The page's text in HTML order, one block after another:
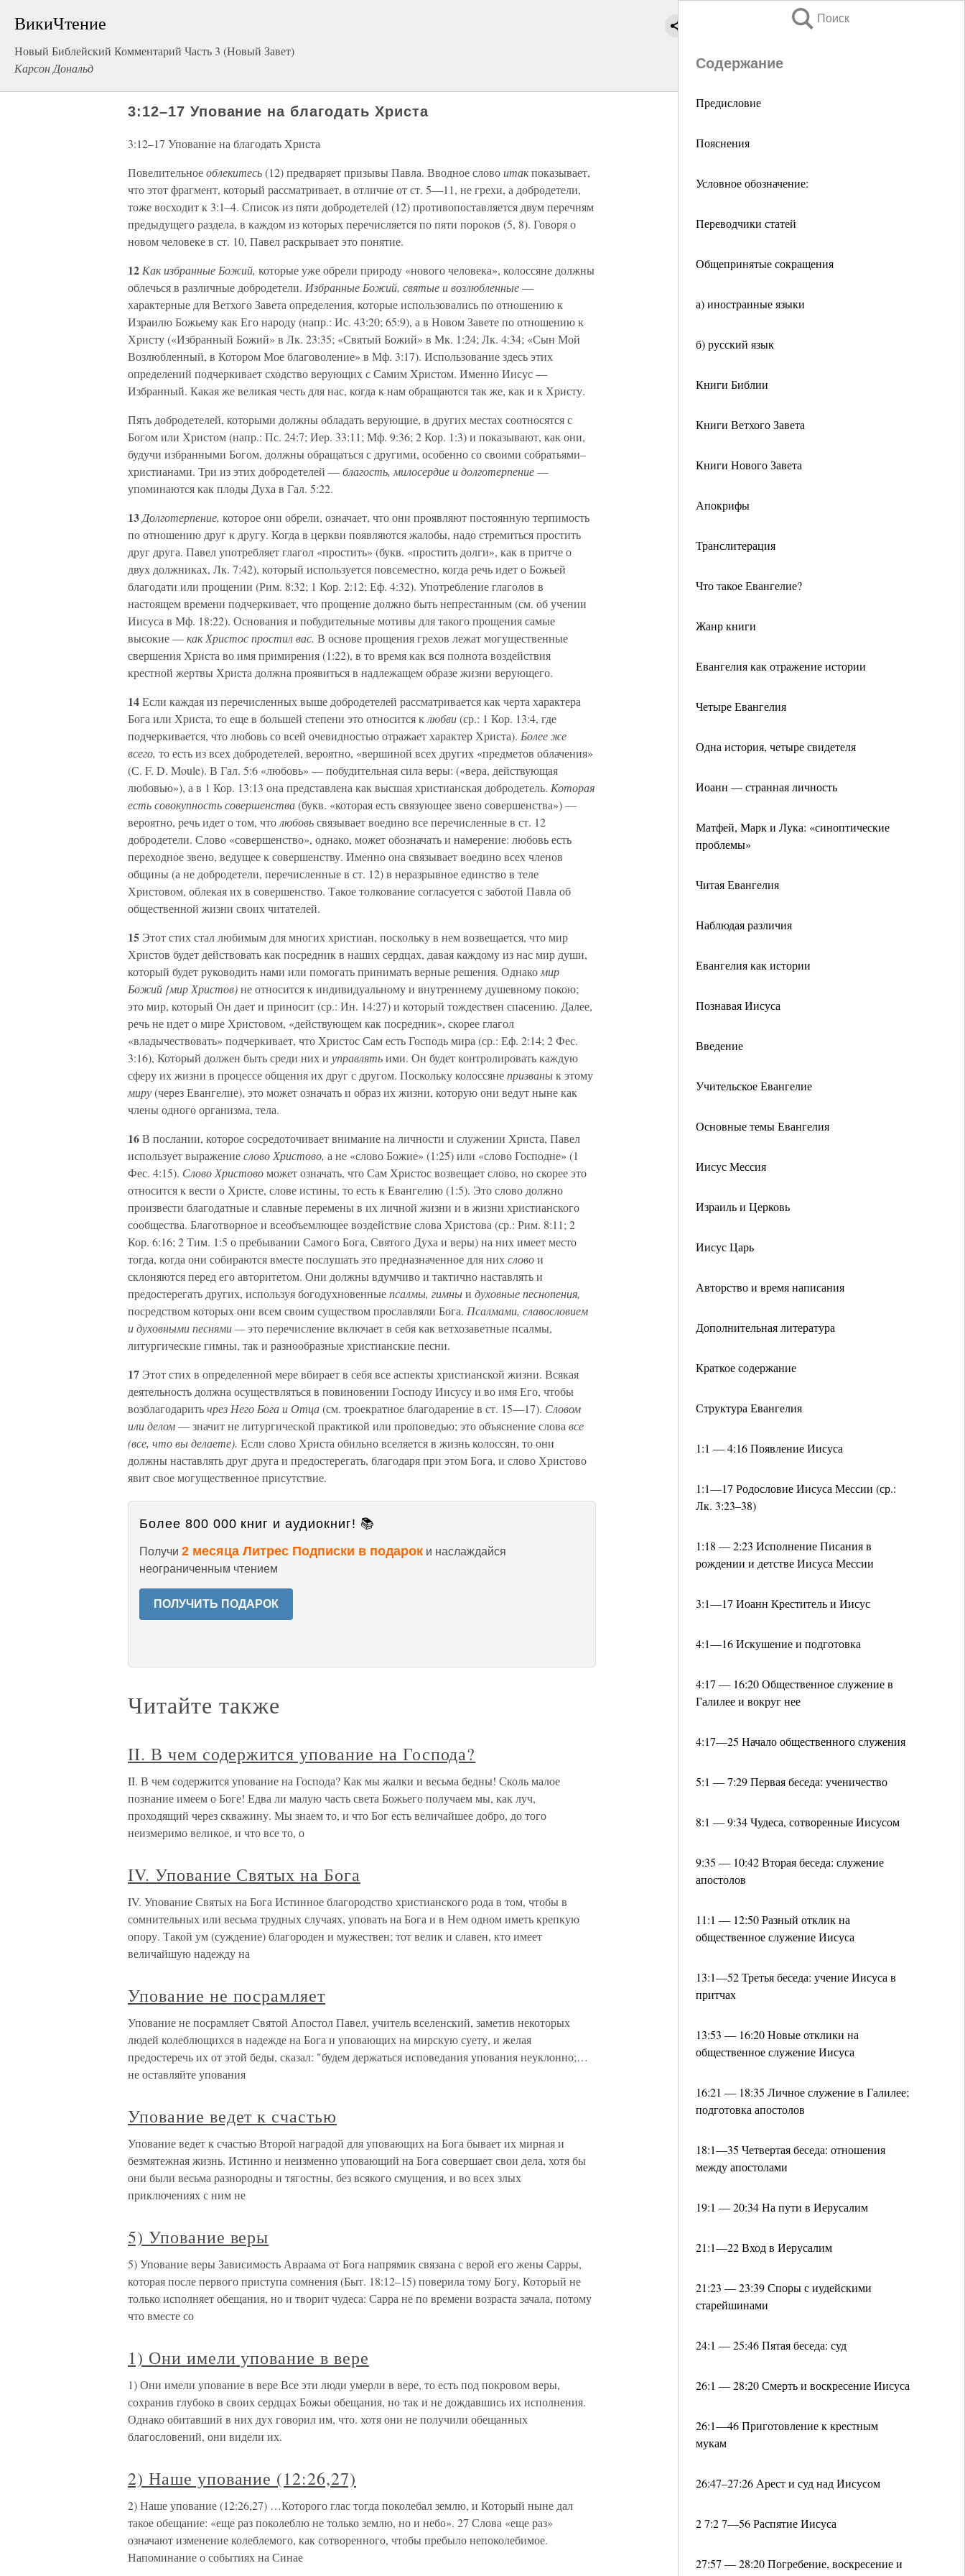
ВикиЧтение
Новый Библейский Комментарий Часть 3 (Новый Завет)
Карсон Дональд
Поиск
Содержание
Предисловие
Пояснения
Условное обозначение:
Переводчики статей
Общепринятые сокращения
а) иностранные языки
б) русский язык
Книги Библии
Книги Ветхого Завета
Книги Нового Завета
Апокрифы
Транслитерация
Что такое Евангелие?
Жанр книги
Евангелия как отражение истории
Четыре Евангелия
Одна история, четыре свидетеля
Иоанн — странная личность
Матфей, Марк и Лука: «синоптические
проблемы»
Читая Евангелия
Наблюдая различия
Евангелия как истории
Познавая Иисуса
Введение
Учительское Евангелие
Основные темы Евангелия
Иисус Мессия
Израиль и Церковь
Иисус Царь
Авторство и время написания
Дополнительная литература
Краткое содержание
Структура Евангелия
1:1 — 4:16 Появление Иисуса
1:1—17 Родословие Иисуса Мессии (ср.:
Лк. 3:23–38)
1:18 — 2:23 Исполнение Писания в
рождении и детстве Иисуса Мессии
3:1—17 Иоанн Креститель и Иисус
4:1—16 Искушение и подготовка
4:17 — 16:20 Общественное служение в
Галилее и вокруг нее
4:17—25 Начало общественного служения
5:1 — 7:29 Первая беседа: ученичество
8:1 — 9:34 Чудеса, сотворенные Иисусом
9:35 — 10:42 Вторая беседа: служение
апостолов
11:1 — 12:50 Разный отклик на
общественное служение Иисуса
13:1—52 Третья беседа: учение Иисуса в
притчах
13:53 — 16:20 Новые отклики на
общественное служение Иисуса
16:21 — 18:35 Личное служение в Галилее;
подготовка апостолов
18:1—35 Четвертая беседа: отношения
между апостолами
19:1 — 20:34 На пути в Иерусалим
21:1—22 Вход в Иерусалим
21:23 — 23:39 Споры с иудейскими
старейшинами
24:1 — 25:46 Пятая беседа: суд
26:1 — 28:20 Смерть и воскресение Иисуса
26:1—46 Приготовление к крестным
мукам
26:47–27:26 Арест и суд над Иисусом
2 7:2 7—56 Распятие Иисуса
27:57 — 28:20 Погребение, воскресение и
3:12–17 Упование на благодать Христа
3:12–17 Упование на благодать Христа
Повелительноеоблекитесь(12) предваряет призывы Павла. Вводное словоитакпоказывает,
что этот фрагмент, который рассматривает, в отличие от ст. 5—11, не грехи, а добродетели,
тоже восходит к 3:1–4. Список из пяти добродетелей (12) противопоставляется двум перечням
предыдущего раздела, в каждом из которых перечисляется по пяти пороков (5, 8). Говоря о
новом человеке в ст. 10, Павел раскрывает это понятие.
12 Как избранные Божий, которые уже обрели природу «нового человека», колоссяне должны
облечься в различные добродетели. Избранные Божий, святые и возлюбленные—
характерные для Ветхого Завета определения, которые использовались по отношению к
Израилю Божьему как Его народу (напр.: Ис. 43:20; 65:9), а в Новом Завете по отношению к
Христу («Избранный Божий» в Лк. 23:35; «Святый Божий» в Мк. 1:24; Лк. 4:34; «Сын Мой
Возлюбленный, в Котором Мое благоволение» в Мф. 3:17). Использование здесь этих
определений подчеркивает сходство верующих с Самим Христом. Именно Иисус —
Избранный. Какая же великая честь для нас, когда к нам обращаются так же, как и к Христу.
Пять добродетелей, которыми должны обладать верующие, в других местах соотносятся с
Богом или Христом (напр.: Пс. 24:7; Иер. 33:11; Мф. 9:36; 2 Кор. 1:3) и показывают, как они,
будучи избранными Богом, должны обращаться с другими, особенно со своими собратьями–
христианами. Три из этих добродетелей —благость, милосердие и долготерпение—
упоминаются как плоды Духа в Гал. 5:22.
13 Долготерпение, которое они обрели, означает, что они проявляют постоянную терпимость
по отношению друг к другу. Когда в церкви появляются жалобы, надо стремиться простить
друг друга. Павел употребляет глагол «простить» (букв. «простить долги», как в притче о
двух должниках, Лк. 7:42), который используется повсеместно, когда речь идет о Божьей
благодати или прощении (Рим. 8:32; 1 Кор. 2:12; Еф. 4:32). Употребление глаголов в
настоящем времени подчеркивает, что прощение должно быть непрестанным (см. об учении
Иисуса в Мф. 18:22). Основания и побудительные мотивы для такого прощения самые
высокие —как Христос простил вас. В основе прощения грехов лежат могущественные
свершения Христа во имя примирения (1:22), в то время как вся полнота воздействия
крестной жертвы Христа должна проявиться в надлежащем образе жизни верующего.
14Если каждая из перечисленных выше добродетелей рассматривается как черта характера
Бога или Христа, то еще в большей степени это относится клюбви(ср.: 1 Кор. 13:4, где
подчеркивается, что любовь со всей очевидностью отражает характер Христа). Более же
всего, то есть из всех добродетелей, вероятно, «вершиной всех других «предметов облачения»
(С. F. D. Moule). В Гал. 5:6 «любовь» — побудительная сила веры: («вера, действующая
любовью»), а в 1 Кор. 13:13 она представлена как высшая христианская добродетель. Которая
есть совокупность совершенства(букв. «которая есть связующее звено совершенства») —
вероятно, речь идет о том, чтолюбовьсвязывает воедино все перечисленные в ст. 12
добродетели. Слово «совершенство», однако, может обозначать и намерение: любовь есть
переходное звено, ведущее к совершенству. Именно она связывает воедино всех членов
общины (а не добродетели, перечисленные в ст. 12) в неразрывное единство в теле
Христовом, облекая их в совершенство. Такое толкование согласуется с заботой Павла об
общественной жизни своих читателей.
15 Этот стих стал любимым для многих христиан, поскольку в нем возвещается, что мир
Христов будет действовать как посредник в наших сердцах, давая каждому из нас мир души,
который будет руководить нами или помогать принимать верные решения. Однако мир
Божий {мир Христов)не относится к индивидуальному и внутреннему душевному покою;
это мир, который Он дает и приносит (ср.: Ин. 14:27) и который тождествен спасению. Далее,
речь не идет о мире Христовом, «действующем как посредник», скорее глагол
«владычествовать» подчеркивает, что Христос Сам есть Господь мира (ср.: Еф. 2:14; 2 Фес.
3:16), Который должен быть среди них и управлятьими. Он будет контролировать каждую
сферу их жизни в процессе общения их друг с другом. Поскольку колоссянепризванык этому
миру(через Евангелие), это может означать и образ их жизни, которую они ведут ныне как
члены одного организма, тела.
16В послании, которое сосредоточивает внимание на личности и служении Христа, Павел
использует выражениеслово Христово, а не «слово Божие» (1:25) или «слово Господне» (1
Фес. 4:15). Слово Христовоможет означать, что Сам Христос возвещает слово, но скорее это
относится к вести о Христе, слове истины, то есть к Евангелию (1:5). Это слово должно
произвести благодатные и славные перемены в их личной жизни и в жизни христианского
сообщества. Благотворное и всеобъемлющее воздействие слова Христова (ср.: Рим. 8:11; 2
Кор. 6:16; 2 Тим. 1:5 о пребывании Самого Бога, Святого Духа и веры) на них имеет место
тогда, когда они собираются вместе послушать это предназначенное для нихсловои
склоняются перед его авторитетом. Они должны вдумчиво и тактично наставлять и
предостерегать других, используя богодухновенныепсалмы, гимныи духовные песнопения,
посредством которых они всем своим существом прославляли Бога. Псалмами, славословием
и духовными песнями —это перечисление включает в себя как ветхозаветные псалмы,
литургические гимны, так и разнообразные христианские песни.
17 Этот стих в определенной мере вбирает в себя все аспекты христианской жизни. Всякая
деятельность должна осуществляться в повиновении Господу Иисусу и во имя Его, чтобы
возблагодаритьчрез Него Бога и Отца(см. троекратное благодарение в ст. 15—17). Словом
или делом— значит не литургической практикой или проповедью; это объяснение слова все
(все, что вы делаете). Если слово Христа обильно вселяется в жизнь колоссян, то они
должны наставлять друг друга и предостерегать, благодаря при этом Бога, и слово Христово
явит свое могущественное присутствие.
Более 800 000 книг и аудиокниг! 📚
Получи 2 месяца Литрес Подписки в подарок и наслаждайся
неограниченным чтением
ПОЛУЧИТЬ ПОДАРОК
Читайте также
II. В чем содержится упование на Господа?
II. В чем содержится упование на Господа? Как мы жалки и весьма бедны! Сколь малое
познание имеем о Боге! Едва ли малую часть света Божьего получаем мы, как луч,
проходящий через скважину. Мы знаем то, и что Бог есть величайшее добро, до того
неизмеримо великое, и что все то, о
IV. Упование Святых на Бога
IV. Упование Святых на Бога Истинное благородство христианского рода в том, чтобы в
сомнительных или весьма трудных случаях, уповать на Бога и в Нем одном иметь крепкую
опору. Такой ум (суждение) благороден и мужествен; тот велик и славен, кто имеет
величайшую надежду на
Упование не посрамляет
Упование не посрамляет Святой Апостол Павел, учитель вселенский, заметив некоторых
людей колеблющихся в надежде на Бога и уповающих на мирскую суету, и желая
предостеречь их от этой беды, сказал: "будем держаться исповедания упования неуклонно;…
не оставляйте упования
Упование ведет к счастью
Упование ведет к счастью Второй наградой для уповающих на Бога бывает их мирная и
безмятежная жизнь. Истинно и неизменно уповающий на Бога совершает свои дела, хотя бы
они были весьма разнородны и тягостны, без всякого смущения, и во всех злых
приключениях с ним не
5) Упование веры
5) Упование веры Зависимость Авраама от Бога напрямик связана с верой его жены Сарры,
которая после первого приступа сомнения (Быт. 18:12–15) поверила тому Богу, Который не
только исполняет обещания, но и творит чудеса: Сарра не по времени возраста зачала, потому
что вместе со
1) Они имели упование в вере
1) Они имели упование в вере Все эти люди умерли в вере, то есть под покровом веры,
сохранив глубоко в своих сердцах Божьи обещания, но так и не дождавшись их исполнения.
Однако обитавший в них дух говорил им, что. хотя они не получили обещанных
благословений, они видели их.
2) Наше упование (12:26,27)
2) Наше упование (12:26,27) …Которого глас тогда поколебал землю, и Который ныне дал
такое обещание: «еще раз поколеблю не только землю, но и небо». 27 Слова «еще раз»
означают изменение колеблемого, как сотворенного, чтобы пребыло непоколебимое.
Напоминание о событиях на Синае